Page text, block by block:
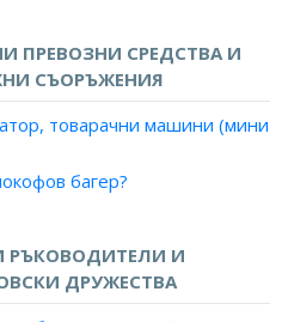
оборудване?
станция?
станция?
горене на отпадъци
станция?
инсталация?
рамка?
на водата?
ПРЕВОЗНИ СРЕДСТВА И
СЪОРЪЖЕНИЯ
товарачни машини (мини
багер?
багер?
И
ДРУЖЕСТВА